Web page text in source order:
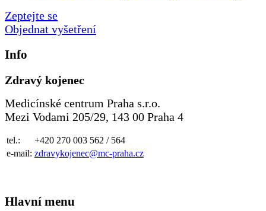
Zeptejte se
Objednat vyšetření
Info
Zdravý kojenec
Medicínské centrum Praha s.r.o.
Mezi Vodami 205/29, 143 00 Praha 4
tel.:
+420 270 003 562 / 564
e-mail: zdravykojenec@mc-praha.cz
Hlavní menu